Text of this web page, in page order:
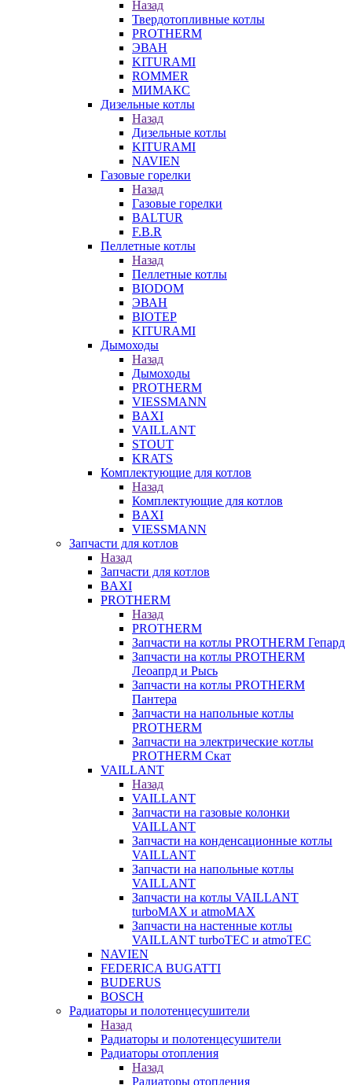
Назад
Твердотопливные котлы
PROTHERM
ЭВАН
KITURAMI
ROMMER
МИМАКС
Дизельные котлы
Назад
Дизельные котлы
KITURAMI
NAVIEN
Газовые горелки
Назад
Газовые горелки
BALTUR
F.B.R
Пеллетные котлы
Назад
Пеллетные котлы
BIODOM
ЭВАН
BIOTEP
KITURAMI
Дымоходы
Назад
Дымоходы
PROTHERM
VIESSMANN
BAXI
VAILLANT
STOUT
KRATS
Комплектующие для котлов
Назад
Комплектующие для котлов
BAXI
VIESSMANN
Запчасти для котлов
Назад
Запчасти для котлов
BAXI
PROTHERM
Назад
PROTHERM
Запчасти на котлы PROTHERM Гепард
Запчасти на котлы PROTHERM
Леоапрд и Рысь
Запчасти на котлы PROTHERM
Пантера
Запчасти на напольные котлы
PROTHERM
Запчасти на электрические котлы
PROTHERM Скат
VAILLANT
Назад
VAILLANT
Запчасти на газовые колонки
VAILLANT
Запчасти на конденсационные котлы
VAILLANT
Запчасти на напольные котлы
VAILLANT
Запчасти на котлы VAILLANT
turboMAX и atmoMAX
Запчасти на настенные котлы
VAILLANT turboTEC и atmoTEC
NAVIEN
FEDERICA BUGATTI
BUDERUS
BOSCH
Радиаторы и полотенцесушители
Назад
Радиаторы и полотенцесушители
Радиаторы отопления
Назад
Радиаторы отопления